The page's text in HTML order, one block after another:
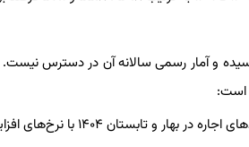
پایان نرسیده و آمار رسمی سالانه آن در دسترس
است:
نرخ‌های افزایش یافته، فشار مضاعفی بر مستأجران وارد کرده است.